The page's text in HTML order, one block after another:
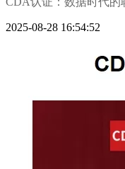
2025-08-28 16:54:52